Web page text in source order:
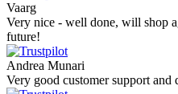
Vaarg
Very nice - well done, will shop
future!
Andrea Munari
Very good customer support and